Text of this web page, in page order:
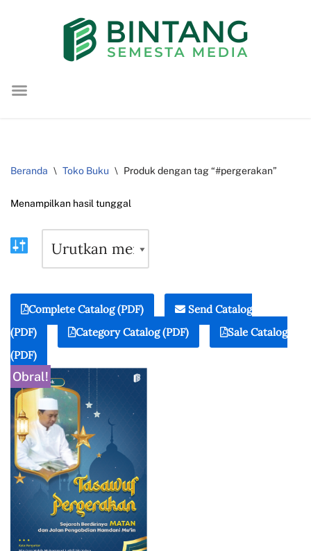
konten
Beranda \ Toko Buku \ Produk dengan tag “#pergerakan”
Menampilkan hasil tunggal
Complete Catalog (PDF)
Send Catalog
(PDF)
Category Catalog (PDF)
Sale Catalog
(PDF)
Obral!